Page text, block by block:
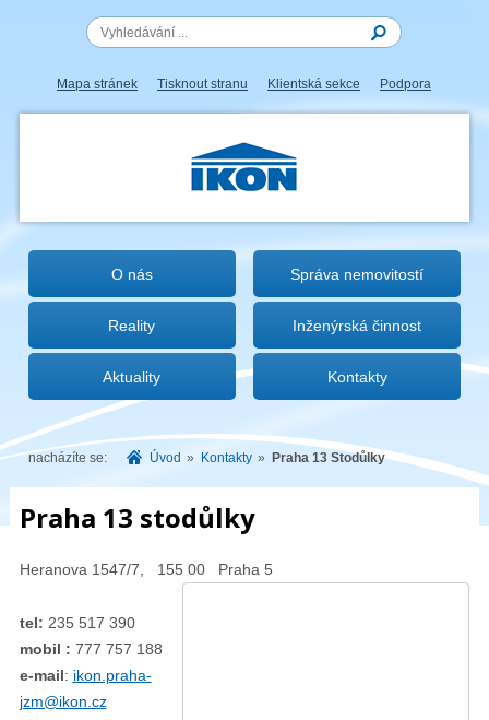
Mapa stránek Tisknout stranu Klientská sekce Podpora
IKON.CZ
O nás Správa nemovitostí
Reality Inženýrská činnost
Aktuality Kontakty
nacházíte se: Úvod » Kontakty » Praha 13 Stodůlky
Praha 13 stodůlky
Heranova 1547/7, 155 00 Praha 5
tel: 235 517 390
mobil : 777 757 188
e-mail: ikon.praha-
jzm@ikon.cz